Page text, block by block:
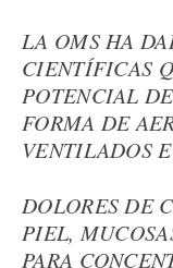
LA OMS HA
CIENTÍFICAS
POTENCIAL
FORMA DE
VENTILADOS
DOLORES DE
PIEL,
PARA